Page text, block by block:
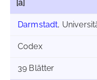
[a]
Darmstadt,
Codex
39 Blätter